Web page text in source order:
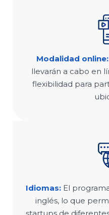
Modalidad online:
llevarán a cabo en
flexibilidad para
Idiomas: El
inglés, lo que